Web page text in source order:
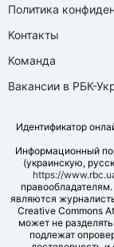
Политика
Контакты
Команда
Вакансии в РБК-
Идентификатор
Информационный
(украинскую,
https://
являются
Creative Commons
может не
подлежат